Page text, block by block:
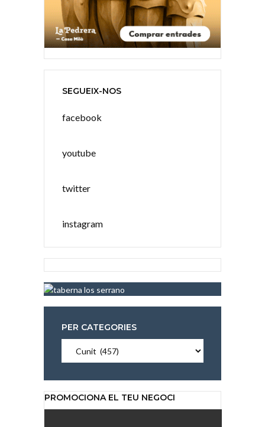
SEGUEIX-NOS
facebook
youtube
twitter
instagram
PER CATEGORIES
categories
PROMOCIONA EL TEU NEGOCI